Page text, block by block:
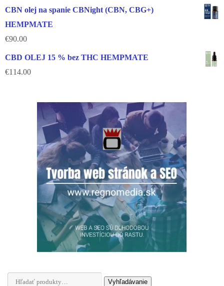
CBN olej na spanie CBNight (CBN, CBG+)
HEMPMATE
€90.00
CBD OLEJ 15 % bez THC HEMPMATE
€114.00
Hľadať: Vyhľadávanie